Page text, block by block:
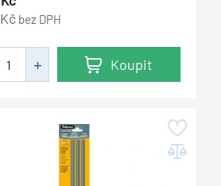
Kč bez DPH
Koupit